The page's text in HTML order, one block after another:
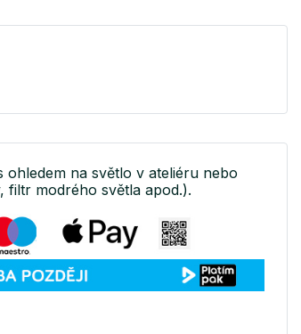
na světlo v ateliéru nebo
filtr modrého světla apod.).